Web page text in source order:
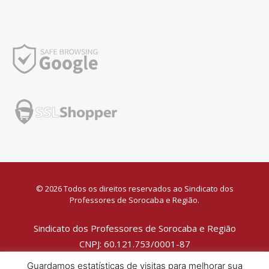
© 2026 Todos os direitos reservados ao Sindicato dos
Professores de Sorocaba e Região.
Sindicato dos Professores de Sorocaba e Região
CNPJ: 60.121.753/0001-87
Política de Privacidade
Guardamos estatísticas de visitas para melhorar sua